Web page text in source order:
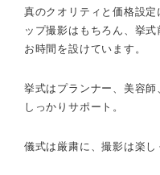
真のクオリティと価格設
ップ撮影はもちろん、挙
お時間を設けています。
挙式はプランナー、美容師
しっかりサポート。
儀式は厳粛に、撮影は楽し